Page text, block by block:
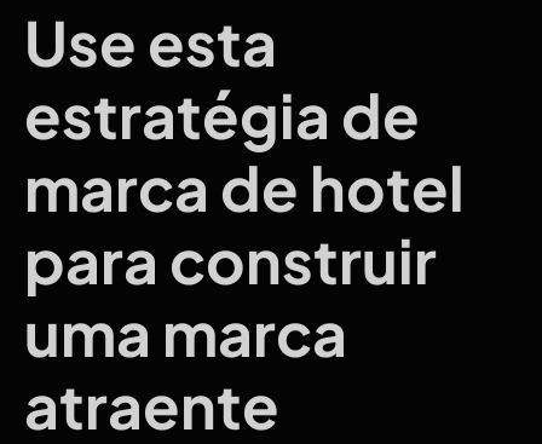
Use esta
estratégia de
marca de hotel
para construir
uma marca
atraente